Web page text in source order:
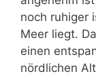
noch ruhiger
Meer liegt.
einen
nördlichen